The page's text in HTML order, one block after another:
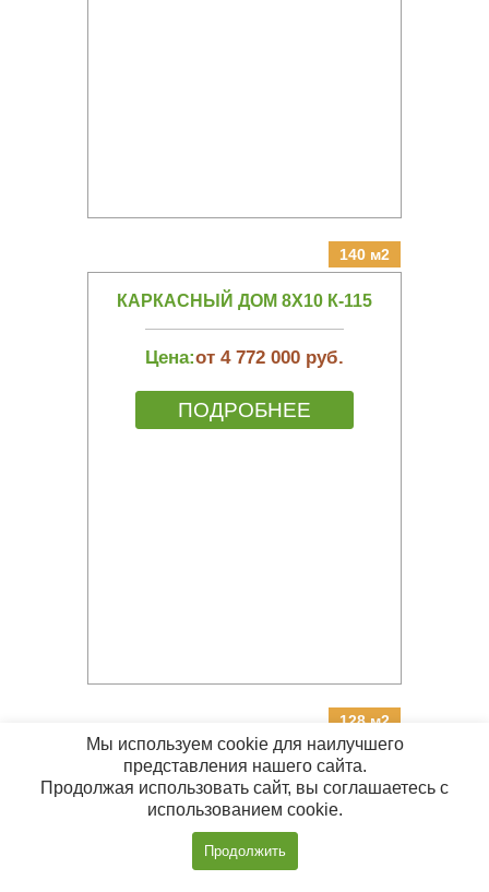
140 м2
КАРКАСНЫЙ ДОМ 8Х10 К-115
Цена:от 4 772 000 руб.
ПОДРОБНЕЕ
128 м2
КАРКАСНЫЙ ДОМ 8Х10 К-89
ПОДРОБНЕЕ
Позвонить
с 09:00 до 20:00
Мы используем cookie для наилучшего
представления нашего сайта.
Продолжая использовать сайт, вы соглашаетесь с
использованием cookie.
Продолжить